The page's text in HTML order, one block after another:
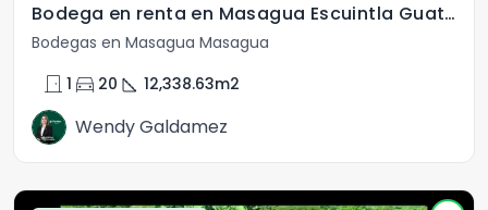
Bodega en renta en Masagua Escuintla Guatemala.
Bodegas en Masagua Masagua
door_front 1 directions_car 20 square_foot 12,338.63m2
Wendy Galdamez